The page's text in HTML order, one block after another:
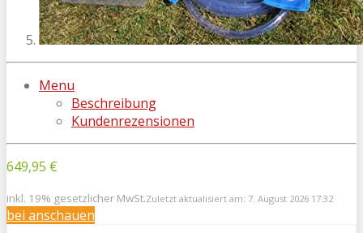
Menu
Beschreibung
Kundenrezensionen
649,95 €
inkl. 19% gesetzlicher MwSt.Zuletzt aktualisiert am: 7. August 2026 17:32
bei anschauen